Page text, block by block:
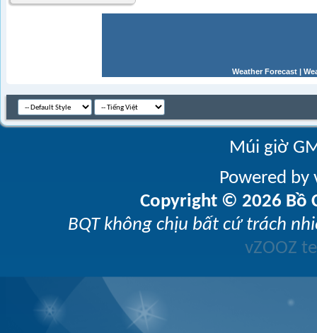
Weather Forecast |
Múi giờ
Powered
Copyright © 2026 Bồ
BQT không chịu bất cứ trách
vZOOZ